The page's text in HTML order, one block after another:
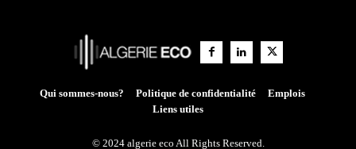
Qui sommes-nous? Politique de confidentialité
Emplois
Liens utiles
© 2024 algerie eco All Rights Reserved.